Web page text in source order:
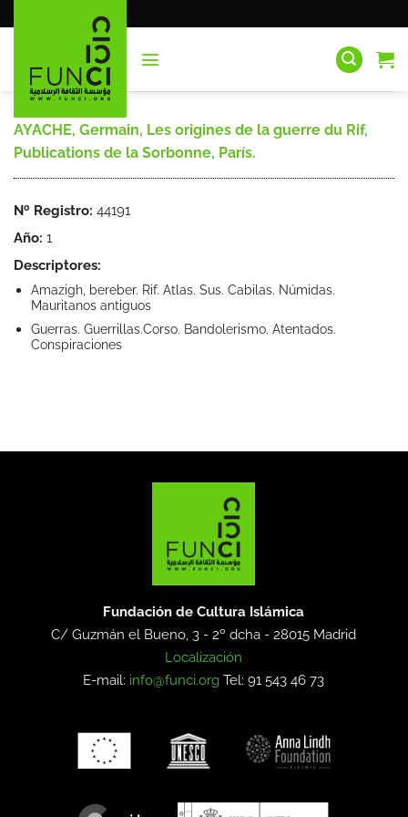
al
AYACHE, Germain, Les origines de la guerre du Rif,
Publications de la Sorbonne, París.
Nº Registro: 44191
Año: 1
Descriptores:
Amazigh, bereber. Rif. Atlas. Sus. Cabilas. Númidas.
Mauritanos antiguos
Guerras. Guerrillas.Corso. Bandolerismo. Atentados.
Conspiraciones
Fundación de Cultura Islámica
C/ Guzmán el Bueno, 3 - 2º dcha -28015 Madrid
Localización
E-mail: info@funci.org Tel: 91 543 46 73